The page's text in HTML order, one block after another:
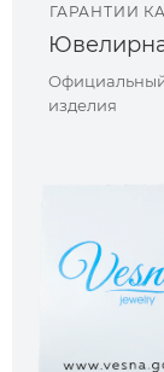
ГАРАНТИИ
изделия